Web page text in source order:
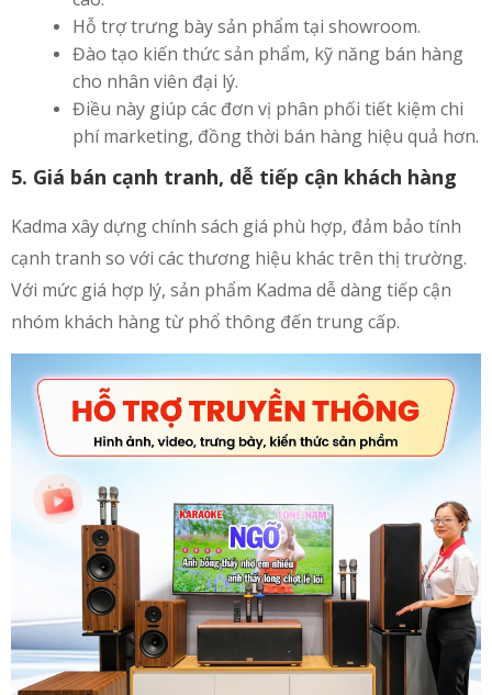
Hỗ trợ trưng bày sản phẩm tại showroom.
Đào tạo kiến thức sản phẩm, kỹ năng bán hàng
cho nhân viên đại lý.
Điều này giúp các đơn vị phân phối tiết kiệm chi
phí marketing, đồng thời bán hàng hiệu quả hơn.
5. Giá bán cạnh tranh, dễ tiếp cận khách hàng
Kadma xây dựng chính sách giá phù hợp, đảm bảo tính
cạnh tranh so với các thương hiệu khác trên thị trường.
Với mức giá hợp lý, sản phẩm Kadma dễ dàng tiếp cận
nhóm khách hàng từ phổ thông đến trung cấp.